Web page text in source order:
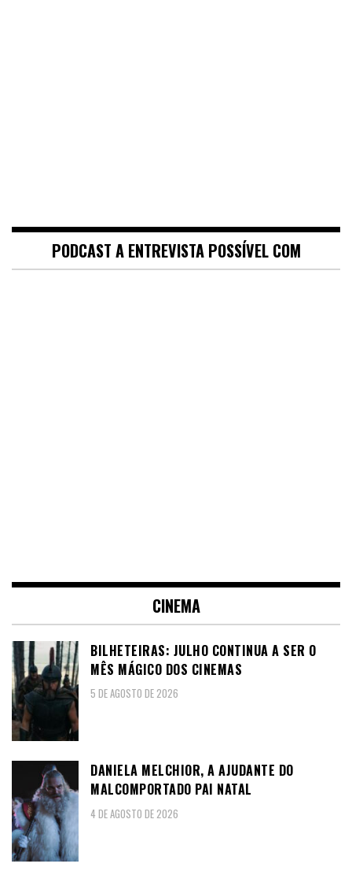
PODCAST A ENTREVISTA POSSÍVEL COM
CINEMA
BILHETEIRAS: JULHO CONTINUA A SER O
MÊS MÁGICO DOS CINEMAS
5 DE AGOSTO DE 2026
DANIELA MELCHIOR, A AJUDANTE DO
MALCOMPORTADO PAI NATAL
4 DE AGOSTO DE 2026